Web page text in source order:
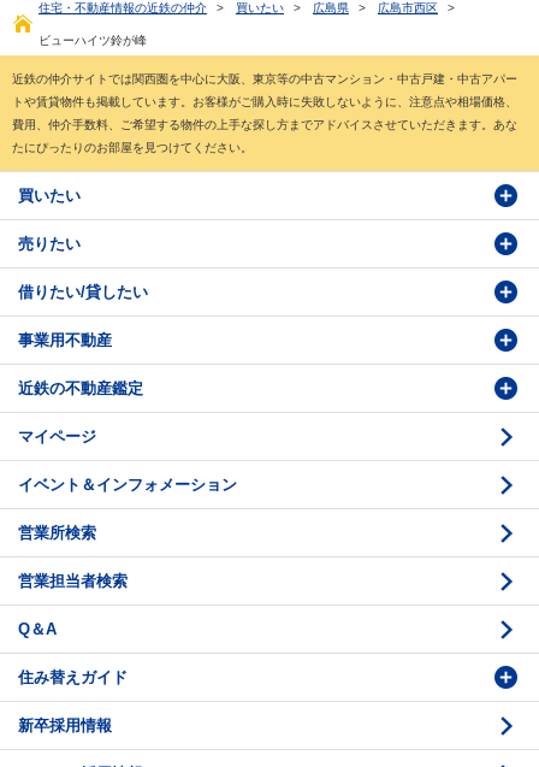
住宅・不動産情報の近鉄の仲介 > 買いたい > 広島県 > 広島市西区 >
ビューハイツ鈴が峰
近鉄の仲介サイトでは関西圏を中心に大阪、東京等の中古マンション・中古戸建・中古アパー
トや賃貸物件も掲載しています。お客様がご購入時に失敗しないように、注意点や相場価格、
費用、仲介手数料、ご希望する物件の上手な探し方までアドバイスさせていただきます。あな
たにぴったりのお部屋を見つけてください。
買いたい
物件検索
物件番号検索
投資・事業用検索
購入のお問い合わせ
売りたい
価格査定依頼
売却相談
借りたい/貸したい
賃貸物件検索
学園前賃貸センター
賃貸借のお問い合わせ
事業用不動産
購入・売却の流れ
収益不動産の取扱
底地の資産性
相続と不動産
不動産投資のQ＆A
法人営業センター紹介
近鉄の不動産鑑定
時価評価支援
鑑定評価ご相談例
鑑定評価の流れ
お問い合わせ・ご相談
鑑定センター紹介
マイページ
イベント＆インフォメーション
営業所検索
営業担当者検索
Q＆A
住み替えガイド
価格査定
購入のスケジュール
新卒採用情報